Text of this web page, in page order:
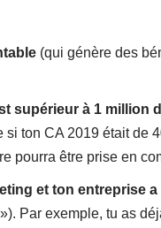
(qui génère des
supérieur à 1 million
si ton CA 2019 était de
pourra être prise en
et ton entreprise
Par exemple, tu as